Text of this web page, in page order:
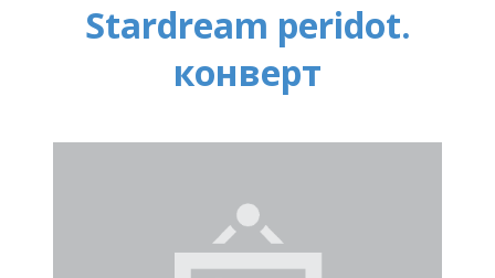
Stardream peridot.
конверт